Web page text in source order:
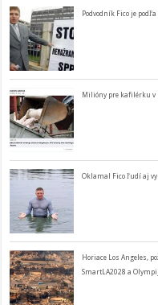
Podvodník Fico je
Milióny pre kafilérku
Oklamal Fico ľudí aj
Horiace Los Angeles,
SmartLA2028 a